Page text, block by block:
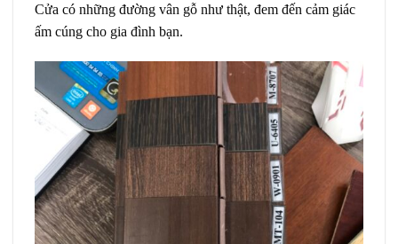
Cửa có những đường vân gỗ như thật, đem đến cảm giác
ấm cúng cho gia đình bạn.